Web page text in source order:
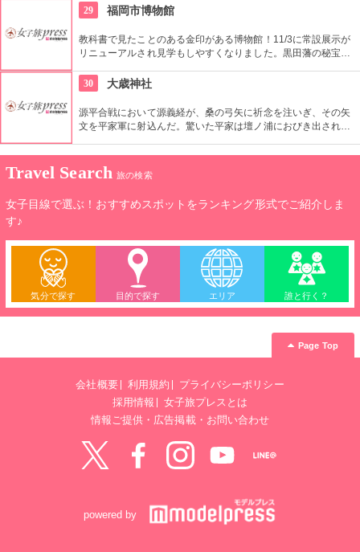
の光武帝が倭国の使者に与えたもので、現在は国宝に指定さ
れ、福岡市博物館に展示している。海をはさみ能古島の也良岬
と向かい合う公園の入口には、「漢委奴國王金印発光之処」記
念碑が建つ。園内には志賀島を中心とした古代の地図、福岡の
地と関係の深かった中国の古代史家で文学者でもあった「郭沫
若の詩碑」などがある。春は公園を取り巻く桜の木々が彩り、
綺麗な景色が映える。
29 福岡市博物館
教科書で見たことのある金印がある博物館！11/3に常設展示が
リニューアルされ見学もしやすくなりました。黒田藩の秘宝も
30
大歳神社
源平合戦において源義経が、桑の弓矢に祈念を注いぎ、その矢
文を平家軍に射込んだ。驚いた平家は壇ノ浦におびき出されと
った。その戦いの翌年、四軒の漁民が義経の祈願の有様を敬
い、神祠を祀ったことから大歳神社の由緒とされる。維新回天
の大業に蜂起した奇兵隊白石正一郎、高杉晋作の地でもあり、
経が描かれた勝守は満願成就、心願成就の幸せを運ぶお守とし
Travel Search 旅の検索
女子目線で選ぶ！おすすめスポットをランキング形式でご紹介しま
す♪
気分で探す 目的で探す エリア 誰と行く？
Page Top
会社概要 利用規約
プライバシーポリシー
採用情報
女子旅プレスとは
情報ご提供・広告掲載・お問い合わせ
powered by